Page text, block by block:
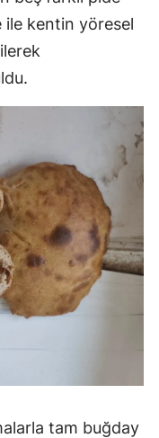
ile kentin yöresel
tam buğday